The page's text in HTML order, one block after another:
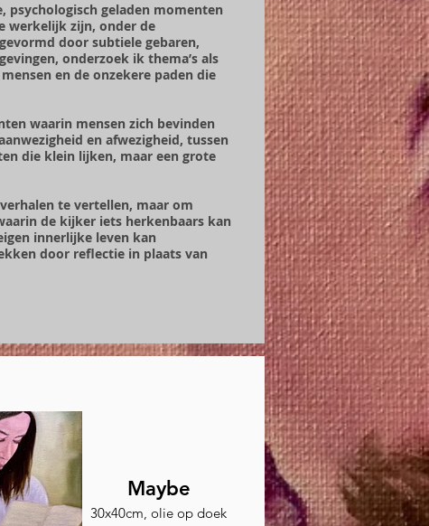
geladen momenten
werkelijk zijn, onder de
door subtiele gebaren,
onderzoek ik thema’s als
en de onzekere paden die
waarin mensen zich bevinden
en afwezigheid, tussen
die klein lijken, maar een grote
te vertellen, maar om
de kijker iets herkenbaars kan
innerlijke leven kan
door reflectie in plaats van
Maybe
30x40cm, olie op doek